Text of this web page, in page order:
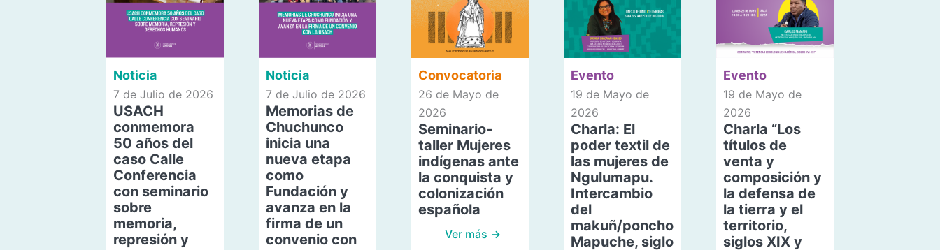
Noticia
7 de Julio de 2026
USACH
conmemora
50 años del
caso Calle
Conferencia
con seminario
sobre
memoria,
represión y
Noticia
7 de Julio de 2026
Memorias de
Chuchunco
inicia una
nueva etapa
como
Fundación y
avanza en la
firma de un
convenio con
Convocatoria
26 de Mayo de
2026
Seminario-
taller Mujeres
indígenas ante
la conquista y
colonización
española
Ver más →
Evento
19 de Mayo de
2026
Charla: El
poder textil de
las mujeres de
Ngulumapu.
Intercambio
del
makuñ/poncho
Mapuche, siglo
Evento
19 de Mayo de
2026
Charla “Los
títulos de
venta y
composición y
la defensa de
la tierra y el
territorio,
siglos XIX y